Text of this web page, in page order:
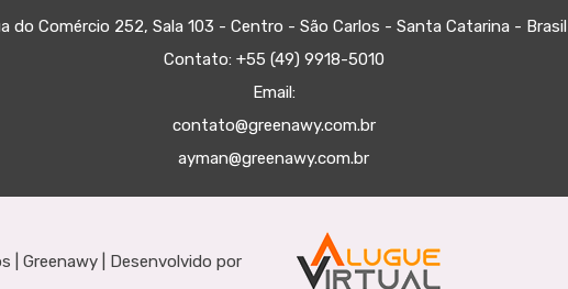
do Comércio 252, Sala 103 - Centro - São Carlos - Santa Catarina - Brasil
Contato: +55 (49) 9918-5010
Email:
contato@greenawy.com.br
ayman@greenawy.com.br
| Greenawy | Desenvolvido por